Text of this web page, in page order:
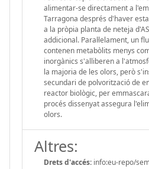
alimentar-se directament a
Tarragona després d'haver
a la pròpia planta de neteja
addicional. Paral·lelament, un
contenen metabòlits menys
inorgànics s'alliberen a
la majoria de les olors, però
secundari de polvorització de
reactor biològic, per
procés dissenyat assegura
olors.
Altres:
Drets d'accés: info:eu-repo/